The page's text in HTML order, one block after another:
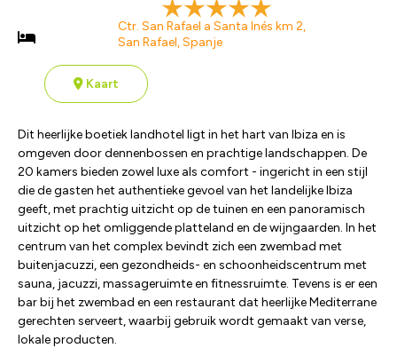
Samen met een
ervaren gids bezoek
Ctr. San Rafael a Santa Inés km 2,
San Rafael, Spanje
Kaart
Dit heerlijke boetiek landhotel ligt in het hart van Ibiza en is
omgeven door dennenbossen en prachtige landschappen. De
20 kamers bieden zowel luxe als comfort - ingericht in een stijl
die de gasten het authentieke gevoel van het landelijke Ibiza
geeft, met prachtig uitzicht op de tuinen en een panoramisch
uitzicht op het omliggende platteland en de wijngaarden. In het
centrum van het complex bevindt zich een zwembad met
buitenjacuzzi, een gezondheids- en schoonheidscentrum met
sauna, jacuzzi, massageruimte en fitnessruimte. Tevens is er een
bar bij het zwembad en een restaurant dat heerlijke Mediterrane
gerechten serveert, waarbij gebruik wordt gemaakt van verse,
lokale producten.